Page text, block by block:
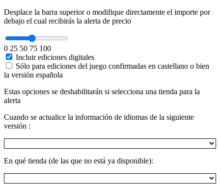
Desplace la barra superior o modifique directamente el importe por
debajo el cual recibirás la alerta de precio
0 25 50 75 100
Incluir ediciones digitales
Sólo para ediciones del juego confirmadas en castellano o bien
la versión española
Estas opciones se deshabilitarán si selecciona una tienda para la
alerta
Cuando se actualice la información de idiomas de la siguiente
versión :
En qué tienda (de las que no está ya disponible):